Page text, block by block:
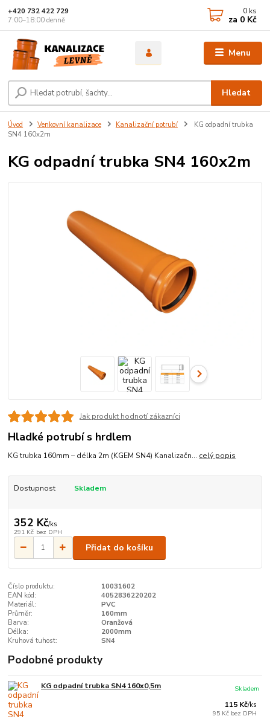
Menu
Hledat
+420 732 422 729
7:00–18:00 denně
0 ks
za 0 Kč
Úvod Venkovní kanalizace Kanalizační potrubí
KG odpadní trubka
SN4 160x2m
KG odpadní trubka SN4 160x2m
Jak produkt hodnotí zákazníci
Hladké potrubí s hrdlem
KG trubka 160mm – délka 2m (KGEM SN4) Kanalizačn... celý popis
Dostupnost Skladem
352 Kč/ks
291 Kč bez DPH
Přidat do košíku
Číslo produktu:
10031602
EAN kód:
4052836220202
Materiál:
PVC
Průměr:
160mm
Barva:
Oranžová
Délka:
2000mm
Kruhová tuhost:
SN4
Podobné produkty
KG odpadní trubka SN4 160x0,5m
115 Kč/ks
95 Kč bez DPH
Skladem